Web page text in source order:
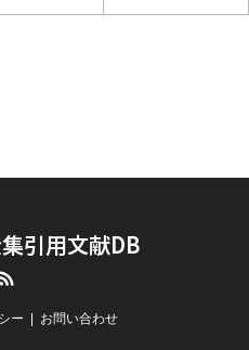
引用文献DB
ー お問い合わせ